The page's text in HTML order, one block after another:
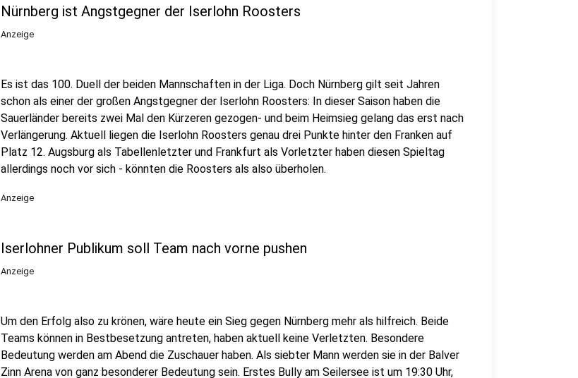
Nürnberg ist Angstgegner der Iserlohn Roosters
Anzeige
Es ist das 100. Duell der beiden Mannschaften in der Liga. Doch Nürnberg gilt seit Jahren
schon als einer der großen Angstgegner der Iserlohn Roosters: In dieser Saison haben die
Sauerländer bereits zwei Mal den Kürzeren gezogen- und beim Heimsieg gelang das erst nach
Verlängerung. Aktuell liegen die Iserlohn Roosters genau drei Punkte hinter den Franken auf
Platz 12. Augsburg als Tabellenletzter und Frankfurt als Vorletzter haben diesen Spieltag
allerdings noch vor sich - könnten die Roosters als also überholen.
Anzeige
Iserlohner Publikum soll Team nach vorne pushen
Anzeige
Um den Erfolg also zu krönen, wäre heute ein Sieg gegen Nürnberg mehr als hilfreich. Beide
Teams können in Bestbesetzung antreten, haben aktuell keine Verletzten. Besondere
Bedeutung werden am Abend die Zuschauer haben. Als siebter Mann werden sie in der Balver
Zinn Arena von ganz besonderer Bedeutung sein. Erstes Bully am Seilersee ist um 19:30 Uhr,